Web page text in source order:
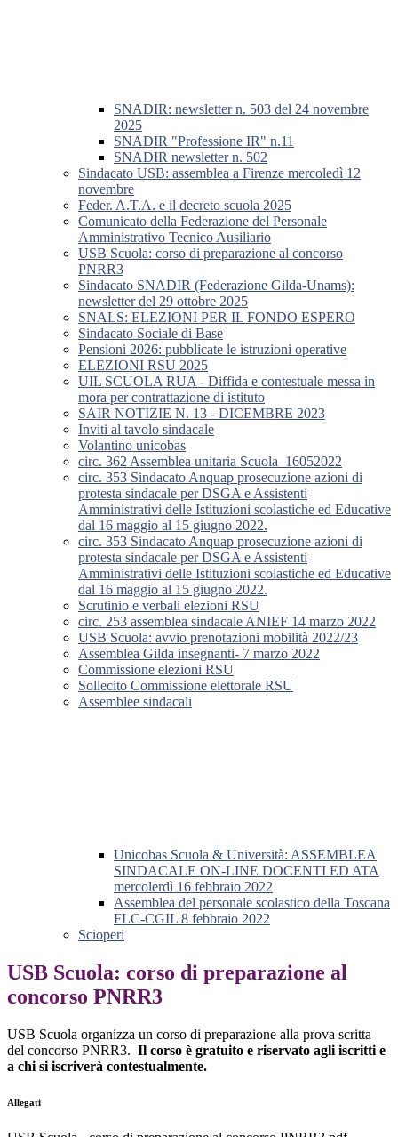
SNADIR: newsletter n. 503 del 24 novembre
2025
SNADIR "Professione IR" n.11
SNADIR newsletter n. 502
Sindacato USB: assemblea a Firenze mercoledì 12
novembre
Feder. A.T.A. e il decreto scuola 2025
Comunicato della Federazione del Personale
Amministrativo Tecnico Ausiliario
USB Scuola: corso di preparazione al concorso
PNRR3
Sindacato SNADIR (Federazione Gilda-Unams):
newsletter del 29 ottobre 2025
SNALS: ELEZIONI PER IL FONDO ESPERO
Sindacato Sociale di Base
Pensioni 2026: pubblicate le istruzioni operative
ELEZIONI RSU 2025
UIL SCUOLA RUA - Diffida e contestuale messa in
mora per contrattazione di istituto
SAIR NOTIZIE N. 13 - DICEMBRE 2023
Inviti al tavolo sindacale
Volantino unicobas
circ. 362 Assemblea unitaria Scuola_16052022
circ. 353 Sindacato Anquap prosecuzione azioni di
protesta sindacale per DSGA e Assistenti
Amministrativi delle Istituzioni scolastiche ed Educative
dal 16 maggio al 15 giugno 2022.
circ. 353 Sindacato Anquap prosecuzione azioni di
protesta sindacale per DSGA e Assistenti
Amministrativi delle Istituzioni scolastiche ed Educative
dal 16 maggio al 15 giugno 2022.
Scrutinio e verbali elezioni RSU
circ. 253 assemblea sindacale ANIEF 14 marzo 2022
USB Scuola: avvio prenotazioni mobilità 2022/23
Assemblea Gilda insegnanti- 7 marzo 2022
Commissione elezioni RSU
Sollecito Commissione elettorale RSU
Assemblee sindacali
Unicobas Scuola & Università: ASSEMBLEA
SINDACALE ON-LINE DOCENTI ED ATA
mercolerdì 16 febbraio 2022
Assemblea del personale scolastico della Toscana
FLC-CGIL 8 febbraio 2022
Scioperi
USB Scuola: corso di preparazione al
concorso PNRR3
USB Scuola organizza un corso di preparazione alla prova scritta
del concorso PNRR3. Il corso è gratuito e riservato agli iscritti e
a chi si iscriverà contestualmente.
Allegati